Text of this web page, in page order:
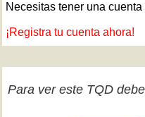
Necesitas tener una
¡Registra tu cuenta ahora!
Para ver este TQD